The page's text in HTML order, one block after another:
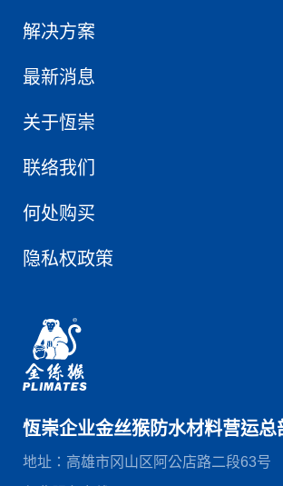
解决方案
最新消息
关于恆崇
联络我们
何处购买
隐私权政策
恆崇企业金丝猴防水材料营运总
地址：高雄市冈山区阿公店路二段63号